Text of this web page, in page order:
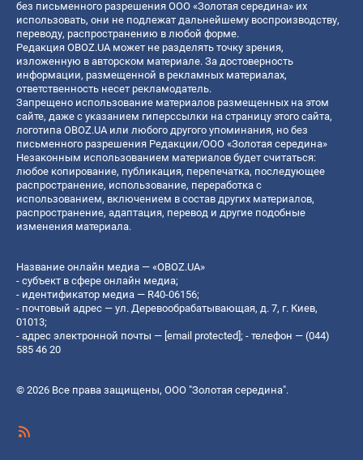
без письменного разрешения ООО «Золотая середина» их
использовать, они не подлежат дальнейшему воспроизводству,
переводу, распространению в любой форме.
Редакция OBOZ.UA может не разделять точку зрения,
изложенную в авторском материале. За достоверность
информации, размещенной в рекламных материалах,
ответственность несет рекламодатель.
Запрещено использование материалов размещенных на этом
сайте, даже с указанием гиперссылки на страницу этого сайта,
логотипа OBOZ.UA или любого другого упоминания, но без
письменного разрешения Редакции/ООО «Золотая середина»
Незаконным использованием материалов будет считаться:
любое копирование, публикация, перепечатка, последующее
распространение, использование, переработка с
использованием, включением в состав других материалов,
распространение, адаптация, перевод и другие подобные
изменения материала.
Название онлайн медиа — «OBOZ.UA»
- субъект в сфере онлайн медиа;
- идентификатор медиа — R40-06156;
- почтовый адрес — ул. Деревообрабатывающая, д. 7, г. Киев,
01013;
- адрес электронной почты — [email protected]; - телефон — (044)
585 46 20
© 2026 Все права защищены, ООО "Золотая середина".